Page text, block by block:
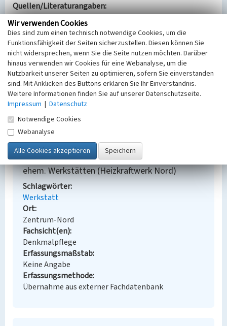
Quellen/Literaturangaben:
Krüger, Ullrich: Georg Wunder; In: VEB
Energiekombinat Leipzig (Hg.): 150 Jahre
Gasversorgung in Leipzig. 1838-1988, Leipzig 1988, S.
15-23, S. 21-22.
Bauaktenarchiv Leipzig: Eutritzscher Str. 14b,
Handakte.
Bauherr / Auftraggeber:
Persönlichkeit: Georg Wunder
Bauherr: Stadt Leipzig
BKM-Nummer:30500381
ehem. Werkstätten (Heizkraftwerk Nord)
Schlagwörter
Werkstatt
Ort
Zentrum-Nord
Fachsicht(en)
Denkmalpflege
Erfassungsmaßstab
Keine Angabe
Erfassungsmethode
Übernahme aus externer Fachdatenbank
Wir verwenden Cookies
Dies sind zum einen technisch notwendige Cookies, um die
Funktionsfähigkeit der Seiten sicherzustellen. Diesen können Sie
nicht widersprechen, wenn Sie die Seite nutzen möchten. Darüber
hinaus verwenden wir Cookies für eine Webanalyse, um die
Nutzbarkeit unserer Seiten zu optimieren, sofern Sie einverstanden
sind. Mit Anklicken des Buttons erklären Sie Ihr Einverständnis.
Weitere Informationen finden Sie auf unserer Datenschutzseite.
Impressum | Datenschutz
Notwendige Cookies
Webanalyse